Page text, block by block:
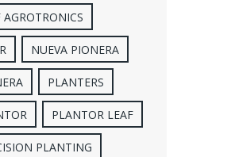
AGROTRONICS
NUEVA PIONERA
PLANTERS
PLANTOR LEAF
PLANTING